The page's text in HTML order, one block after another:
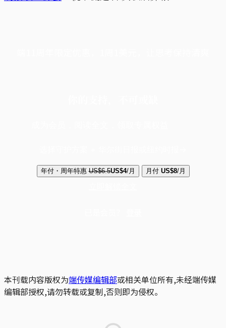
年付・周年特惠 US$6.5US$4/月 月付 US$8/月
本刊载内容版权为端传媒编辑部或相关单位所有,未经端传媒
编辑部授权,请勿转载或复制,否则即为侵权。